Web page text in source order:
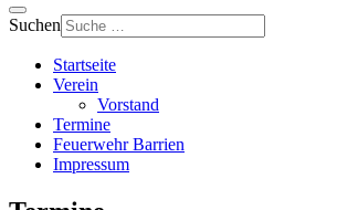
Suchen
Startseite
Verein
Vorstand
Termine
Feuerwehr Barrien
Impressum